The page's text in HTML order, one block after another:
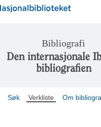
Bibliografi
Den internasjonale
bibliografien
Søk Verkliste Om